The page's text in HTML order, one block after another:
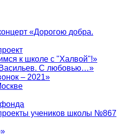
«Дорогою добра.
к школе с "Халвой"!»
С любовью…»
– 2021»
учеников школы №867